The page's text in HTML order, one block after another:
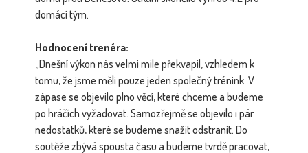
domácí tým.
Hodnocení trenéra:
„Dnešní výkon nás velmi mile překvapil, vzhledem k
tomu, že jsme měli pouze jeden společný trénink. V
zápase se objevilo plno věcí, které chceme a budeme
po hráčích vyžadovat. Samozřejmě se objevilo i pár
nedostatků, které se budeme snažit odstranit. Do
soutěže zbývá spousta času a budeme tvrdě pracovat,